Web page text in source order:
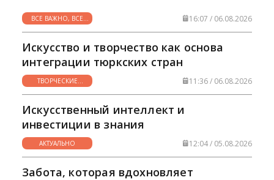
раскрывал перед ними тайны музыкального
искусства.
ВСЕ ВАЖНО, ВСЕ
НУЖНО
16:07 / 06.08.2026
Искусство и творчество как основа
интеграции тюркских стран
ТВОРЧЕСКИЕ
ГОРИЗОНТЫ
11:36 / 06.08.2026
Искусственный интеллект и
инвестиции в знания
АКТУАЛЬНО 12:04 / 05.08.2026
Забота, которая вдохновляет